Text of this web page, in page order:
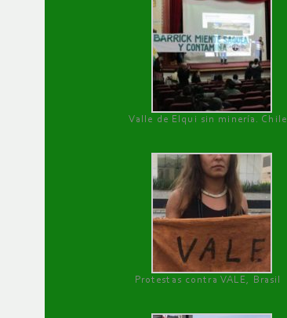
Valle de Elqui sin minería. Chile
Protestas contra VALE, Brasil